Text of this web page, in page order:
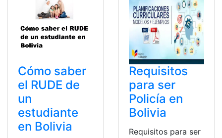
Cómo saber
el RUDE de
un
estudiante
en Bolivia
Requisitos
para ser
Policía en
Bolivia
Requisitos para ser